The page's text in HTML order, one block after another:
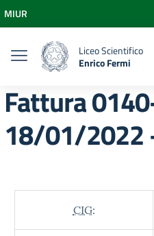
Vai al menu di navigazione
Vai al footer
MIUR
Liceo Scientifico
Enrico Fermi
Fattura
18/01/2022
CIG: